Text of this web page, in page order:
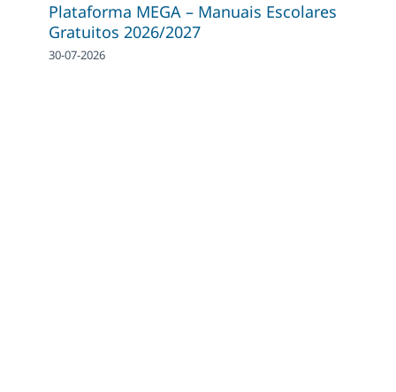
Plataforma MEGA – Manuais Escolares
Gratuitos 2026/2027
30-07-2026